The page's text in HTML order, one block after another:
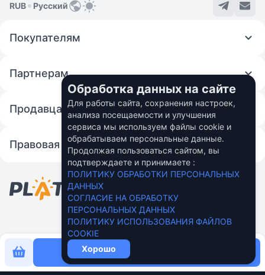
Купить сейчас за
RUB Русский
Покупателям
Партнерам
Продавцам
Правовая информация
© 2026 Fincom Teh Ltd.
Персональные данные пользователей в
России обрабатывает ООО "Вебмани.ру"
Обработка данных на сайте
Для работы сайта, сохранения настроек,
анализа посещаемости и улучшения
сервиса мы используем файлы cookie и
обрабатываем персональные данные.
Продолжая пользоваться сайтом, вы
подтверждаете и принимаете :
ПОЛИТИКУ ОБРАБОТКИ ПЕРСОНАЛЬНЫХ
ДАННЫХ
СОГЛАСИЕ НА ОБРАБОТКУ
ПЕРСОНАЛЬНЫХ ДАННЫХ
ПОЛИТИКУ ИСПОЛЬЗОВАНИЯ ФАЙЛОВ
COOKIE
Хорошо